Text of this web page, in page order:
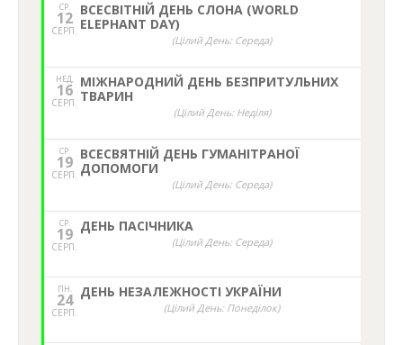
СР.
12
СЕРП.
ВСЕСВІТНІЙ ДЕНЬ СЛОНА (WORLD
ELEPHANT DAY)
(Цілий День: Середа)
НЕД,
16
СЕРП.
МІЖНАРОДНИЙ ДЕНЬ БЕЗПРИТУЛЬНИХ
ТВАРИН
(Цілий День: Неділя)
СР.
19
СЕРП.
ВСЕСВЯТНІЙ ДЕНЬ ГУМАНІТРАНОЇ
ДОПОМОГИ
(Цілий День: Середа)
СР.
19
СЕРП.
ДЕНЬ ПАСІЧНИКА
(Цілий День: Середа)
ПН.
24
СЕРП.
ДЕНЬ НЕЗАЛЕЖНОСТІ УКРАЇНИ
(Цілий День: Понеділок)